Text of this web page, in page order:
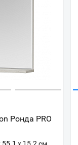
Ронда PRO